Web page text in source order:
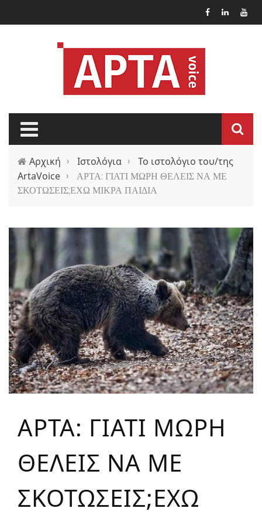
Αρχική › Ιστολόγια ›
Το ιστολόγιο του/της
ArtaVoice ›
ΑΡΤΑ: ΓΙΑΤΙ ΜΩΡΗ ΘΕΛΕΙΣ ΝΑ ΜΕ
ΣΚΟΤΩΣΕΙΣ;ΕΧΩ ΜΙΚΡΑ ΠΑΙΔΙΑ
ΑΡΤΑ: ΓΙΑΤΙ ΜΩΡΗ
ΘΕΛΕΙΣ ΝΑ ΜΕ
ΣΚΟΤΩΣΕΙΣ;ΕΧΩ